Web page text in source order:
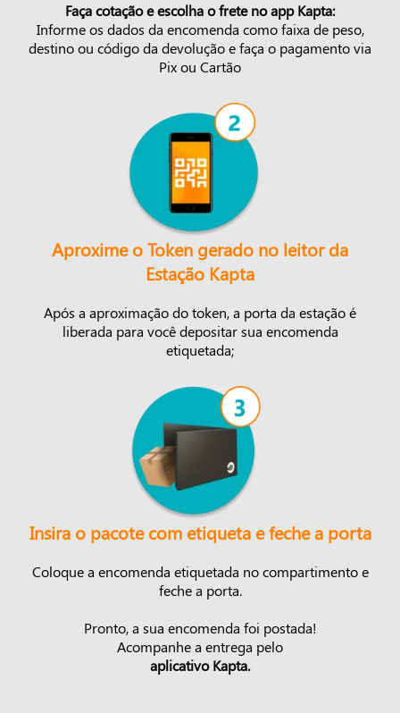
Faça cotação e escolha o frete no app Kapta:
Informe os dados da encomenda como faixa de peso,
destino ou código da devolução e faça o pagamento via
Pix ou Cartão
Aproxime o Token gerado no leitor da
Estação Kapta
Após a aproximação do token, a porta da estação é
liberada para você depositar sua encomenda
etiquetada;
Insira o pacote com etiqueta e feche a porta
Coloque a encomenda etiquetada no compartimento e
feche a porta.
Pronto, a sua encomenda foi postada!
Acompanhe a entrega pelo
aplicativo Kapta.